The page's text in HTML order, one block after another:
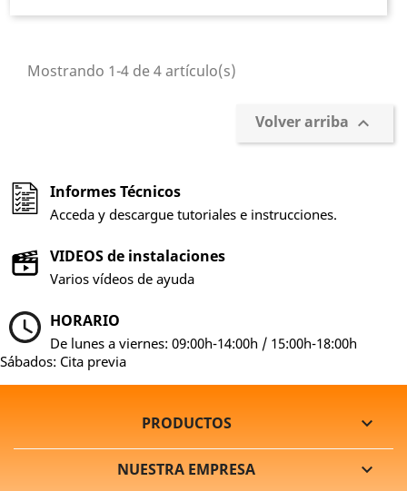
Mostrando 1-4 de 4 artículo(s)
Volver arriba 
Informes Técnicos
Acceda y descargue tutoriales e instrucciones.
VIDEOS de instalaciones
Varios vídeos de ayuda
HORARIO
De lunes a viernes: 09:00h-14:00h / 15:00h-18:00h
Sábados: Cita previa
PRODUCTOS 
NUESTRA EMPRESA 